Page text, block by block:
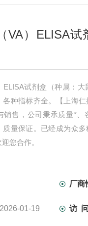
VA）ELISA试
ELISA试剂盒（种属：
各种指标齐全。【上海
销售，公司秉承质量*、
质量保证。已经成为众
您合作。
厂商
2026-01-19 访